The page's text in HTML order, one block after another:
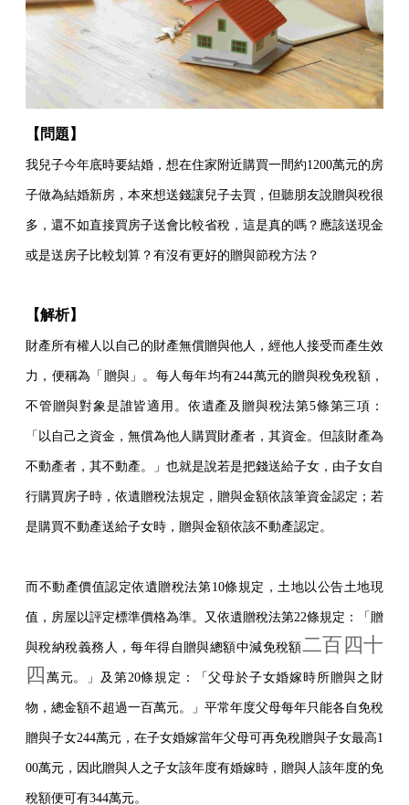
【問題】
我兒子今年底時要結婚，想在住家附近購買一間約1200萬元的房
子做為結婚新房，本來想送錢讓兒子去買，但聽朋友說贈與稅很
多，還不如直接買房子送會比較省稅，這是真的嗎？應該送現金
或是送房子比較划算？有沒有更好的贈與節稅方法？
【解析】
財產所有權人以自己的財產無償贈與他人，經他人接受而產生效
力，便稱為「贈與」。每人每年均有244萬元的贈與稅免稅額，
不管贈與對象是誰皆適用。依遺產及贈與稅法第5條第三項：
「以自己之資金，無償為他人購買財產者，其資金。但該財產為
不動產者，其不動產。」也就是說若是把錢送給子女，由子女自
行購買房子時，依遺贈稅法規定，贈與金額依該筆資金認定；若
是購買不動產送給子女時，贈與金額依該不動產認定。
而不動產價值認定依遺贈稅法第10條規定，土地以公告土地現
值，房屋以評定標準價格為準。又依遺贈稅法第22條規定：「贈
與稅納稅義務人，每年得自贈與總額中減免稅額二百四十
四 萬元。」及第20條規定：「父母於子女婚嫁時所贈與之財
物，總金額不超過一百萬元。」平常年度父母每年只能各自免稅
贈與子女244萬元，在子女婚嫁當年父母可再免稅贈與子女最高1
00萬元，因此贈與人之子女該年度有婚嫁時，贈與人該年度的免
稅額便可有344萬元。